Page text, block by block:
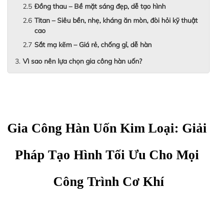
Đồng thau – Bề mặt sáng đẹp, dễ tạo hình
Titan – Siêu bền, nhẹ, kháng ăn mòn, đòi hỏi kỹ thuật
cao
Sắt mạ kẽm – Giá rẻ, chống gỉ, dễ hàn
Vì sao nên lựa chọn gia công hàn uốn?
Gia Công Hàn Uốn Kim Loại: Giải
Pháp Tạo Hình Tối Ưu Cho Mọi
Công Trình Cơ Khí